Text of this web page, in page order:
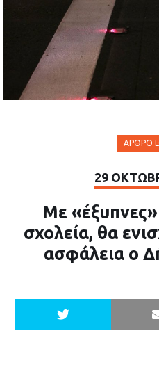
ΆΡΘΡΟ
29
Με
σχολεία, θα
ασφάλεια ο